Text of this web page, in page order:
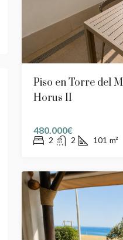
Piso en Torre del
Horus II
480.000€
2 2 101 m²